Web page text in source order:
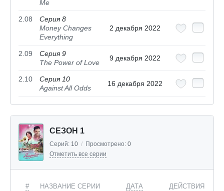
Me
2.08
Серия 8
Money Changes
Everything
2 декабря 2022
2.09
Серия 9
The Power of Love
9 декабря 2022
2.10
Серия 10
Against All Odds
16 декабря 2022
СЕЗОН 1
Серий: 10 / Просмотрено: 0
Отметить все серии
# НАЗВАНИЕ СЕРИИ ДАТА ДЕЙСТВИЯ